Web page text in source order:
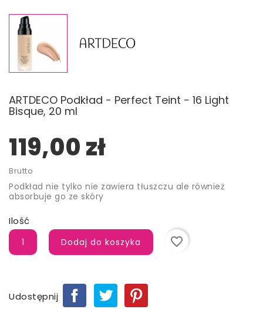
ARTDECO Podkład - Perfect Teint - 16 Light
Bisque, 20 ml
119,00 zł
Brutto
Podkład nie tylko nie zawiera tłuszczu ale również
absorbuje go ze skóry
Ilość
Dodaj do koszyka favorite_border
Udostępnij